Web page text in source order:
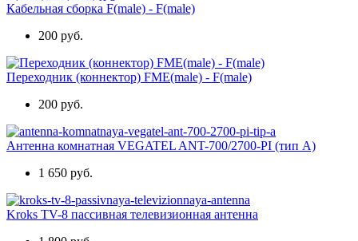
Кабельная сборка F(male) - F(male)
200 руб.
Переходник (коннектор) FME(male) - F(male)
200 руб.
Антенна комнатная VEGATEL ANT-700/2700-PI (тип А)
1 650 руб.
Kroks TV-8 пассивная телевизионная антенна